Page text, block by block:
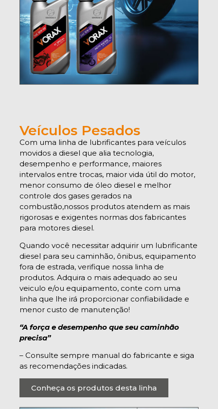
Veículos Pesados
Com uma linha de lubrificantes para veículos
movidos a diesel que alia tecnologia,
desempenho e performance, maiores
intervalos entre trocas, maior vida útil do motor,
menor consumo de óleo diesel e melhor
controle dos gases gerados na
combustão,nossos produtos atendem as mais
rigorosas e exigentes normas dos fabricantes
para motores diesel.
Quando você necessitar adquirir um lubrificante
diesel para seu caminhão, ônibus, equipamento
fora de estrada, verifique nossa linha de
produtos. Adquira o mais adequado ao seu
veiculo e/ou equipamento, conte com uma
linha que lhe irá proporcionar confiabilidade e
menor custo de manutenção!
“A força e desempenho que seu caminhão
precisa”
– Consulte sempre manual do fabricante e siga
as recomendações indicadas.
Conheça os produtos desta linha